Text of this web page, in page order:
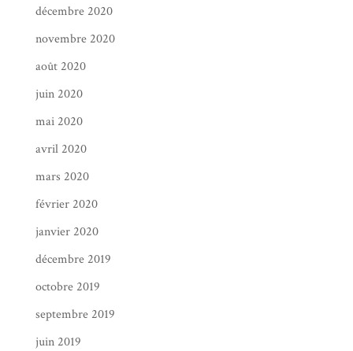
décembre 2020
novembre 2020
août 2020
juin 2020
mai 2020
avril 2020
mars 2020
février 2020
janvier 2020
décembre 2019
octobre 2019
septembre 2019
juin 2019